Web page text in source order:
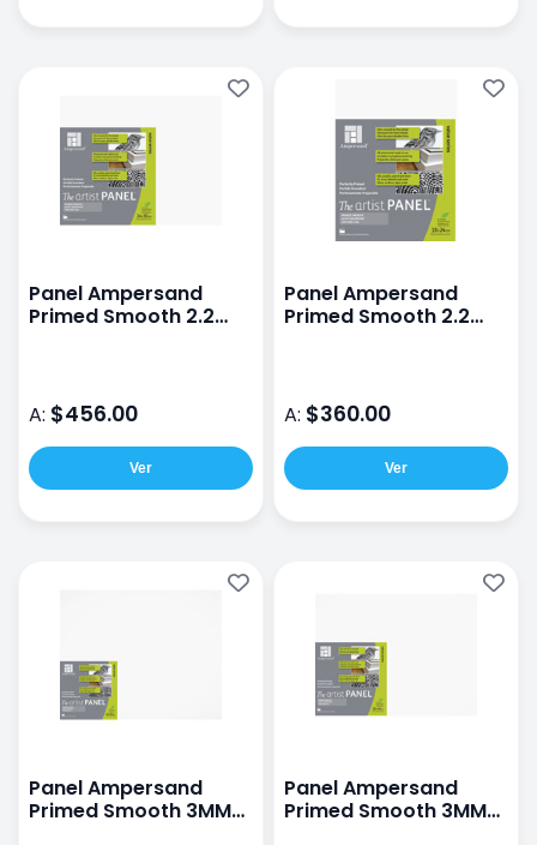
Panel Ampersand
Primed Smooth 2.2
A: $456.00
Ver
Panel Ampersand
Primed Smooth 2.2
A: $360.00
Ver
Panel Ampersand
Primed Smooth 3MM
Panel Ampersand
Primed Smooth 3MM